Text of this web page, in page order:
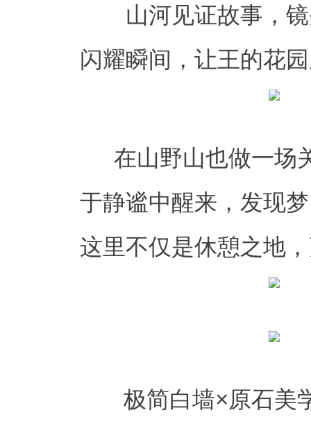
山河见证故事，
闪耀瞬间，让王的花
在山野山也做一场
于静谧中醒来，发现
这里不仅是休憩之地
极简白墙×原石美